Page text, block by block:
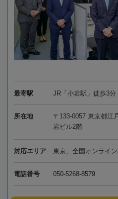
最寄駅 JR「小岩駅」徒歩3分
所在地
〒133-0057 東京都江
岩ビル2階
対応エリア 東京、全国オンライ
電話番号 050-5268-8579